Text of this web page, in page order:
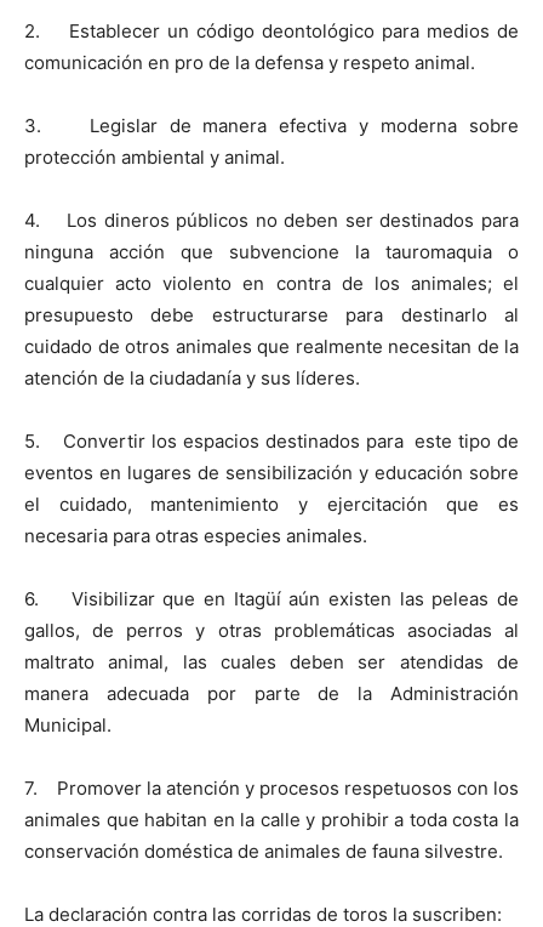
2. Establecer un código deontológico para medios de
comunicación en pro de la defensa y respeto animal.
3. Legislar de manera efectiva y moderna sobre
protección ambiental y animal.
4. Los dineros públicos no deben ser destinados para
ninguna acción que subvencione la tauromaquia o
cualquier acto violento en contra de los animales; el
presupuesto debe estructurarse para destinarlo al
cuidado de otros animales que realmente necesitan de la
atención de la ciudadanía y sus líderes.
5. Convertir los espacios destinados para este tipo de
eventos en lugares de sensibilización y educación sobre
el cuidado, mantenimiento y ejercitación que es
necesaria para otras especies animales.
6. Visibilizar que en Itagüí aún existen las peleas de
gallos, de perros y otras problemáticas asociadas al
maltrato animal, las cuales deben ser atendidas de
manera adecuada por parte de la Administración
Municipal.
7. Promover la atención y procesos respetuosos con los
animales que habitan en la calle y prohibir a toda costa la
conservación doméstica de animales de fauna silvestre.
La declaración contra las corridas de toros la suscriben: